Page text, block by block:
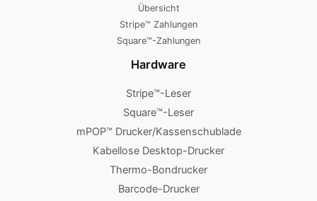
Übersicht
Stripe™ Zahlungen
Square™-Zahlungen
Hardware
Stripe™-Leser
Square™-Leser
mPOP™ Drucker/Kassenschublade
Kabellose Desktop-Drucker
Thermo-Bondrucker
Barcode-Drucker